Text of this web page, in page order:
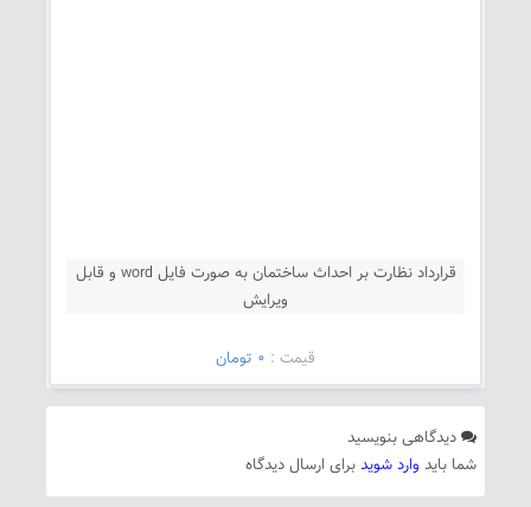
قرارداد نظارت بر احداث ساختمان به صورت فایل word و قابل
ویرایش
قيمت : 0 تومان
دیدگاهی بنویسید
شما باید وارد شویدبرای ارسال دیدگاه